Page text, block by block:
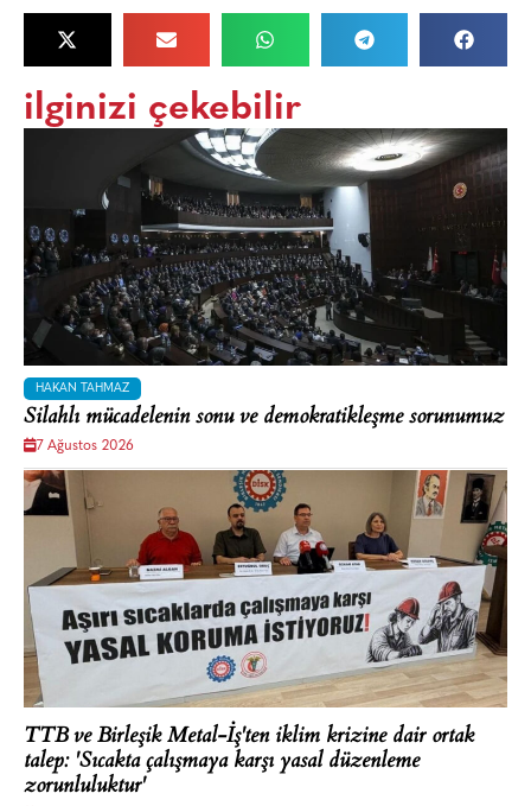
ilginizi çekebilir
HAKAN TAHMAZ
Silahlı mücadelenin sonu ve demokratikleşme sorunumuz
7 Ağustos 2026
TTB ve Birleşik Metal-İş'ten iklim krizine dair ortak
talep: 'Sıcakta çalışmaya karşı yasal düzenleme
zorunluluktur'